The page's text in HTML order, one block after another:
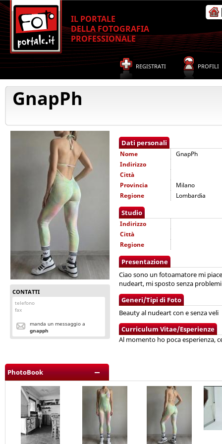
IL PORTALE
DELLA FOTOGRAFIA
PROFESSIONALE
REGISTRATI PROFILI
GnapPh
CONTATTI
telefono
fax
manda un messaggio a
gnapph
Dati personali
Nome
GnapPh
Indirizzo
Città
Provincia
Milano
Regione
Lombardia
Studio
Indirizzo
Città
Regione
Presentazione
Ciao sono un fotoamatore mi
nudeart, mi sposto senza
Generi/Tipi di Foto
Beauty al nudeart con e senza veli
Curriculum Vitae/Esperienze
Al momento ho poca esperienza,
PhotoBook